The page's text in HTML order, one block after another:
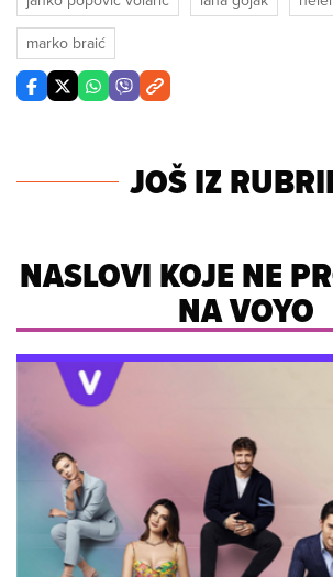
marko braić
JOŠ IZ
NASLOVI KOJE NE
NA VOYO